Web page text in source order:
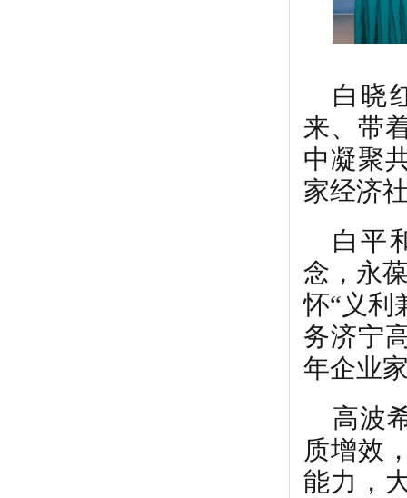
白晓
来、带
中凝聚
家经济
白平
念，永
怀“义利
务济宁
年企业
高波
质增效
能力，